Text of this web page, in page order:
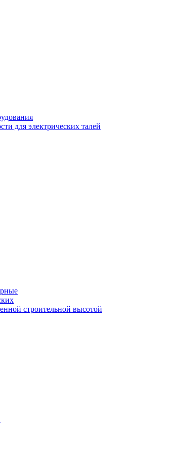
для электрических талей
строительной высотой